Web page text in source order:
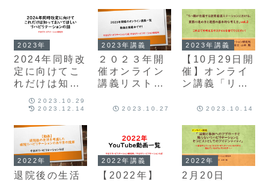
の話⑥「指示
書と医師の役
割のこと」
の話⑤ 「指
示書と計画書
と報告書のこ
と」
の話④ 「病
院リハでも活
動と参加のア
プローチは必
要です」
2023年
2024年同時改
定に向けてこ
れだけは知っ
いリハビリテ
2023.10.29
2023.12.14
2023年講義
２０２３年開
催オンライン
講義リスト
2023.10.27
2023年講義
【10月29日開
催】オンライ
ン講義「リハ
訪問看護ステ
ける、業務の
進め方と連携
の基本的な考
え方」vol.2
2023.10.14
2022年
退院後の生活
2022年講義
【2022年】
2022年
2月20日